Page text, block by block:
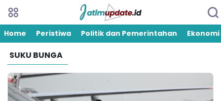
Home Peristiwa Politik dan Pemerintahan Ekonomi
SUKU BUNGA